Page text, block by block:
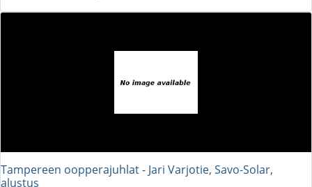
Tampereen oopperajuhlat - Jari Varjotie, Savo-Solar,
alustus